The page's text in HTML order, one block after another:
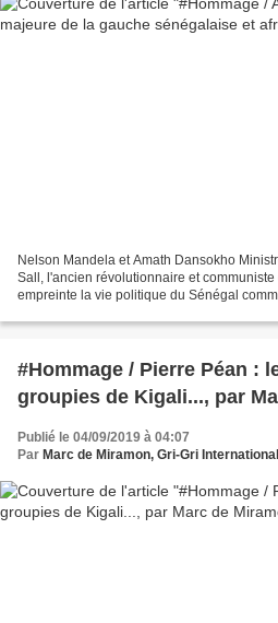
Nelson Mandela et Amath Dansokho
Sall, l'ancien révolutionnaire et
empreinte la vie politique du Sénégal
#Hommage / Pierre Péan :
groupies de Kigali..., par
Publié le 04/09/2019 à 04:07
Par Marc de Miramon, Gri-Gri International